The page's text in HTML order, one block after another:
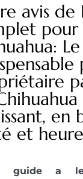
avis de
en
et
guide a